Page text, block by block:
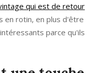
qui est de retour
en rotin, en plus d'être
parce qu'ils